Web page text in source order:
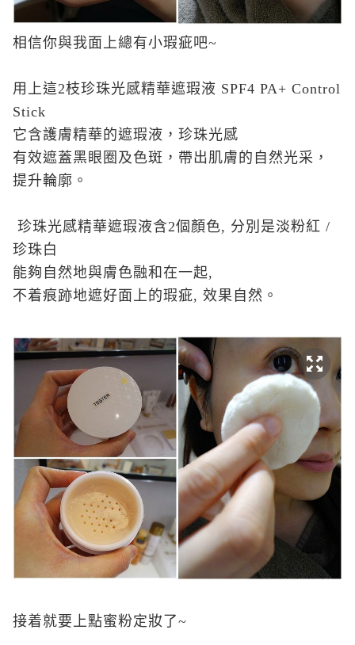
相信你與我面上總有小瑕疵吧~
用上這2枝珍珠光感精華遮瑕液 SPF4 PA+ Control
Stick
它含護膚精華的遮瑕液，珍珠光感
有效遮蓋黑眼圈及色斑，帶出肌膚的自然光采，
提升輪廓。
珍珠光感精華遮瑕液含2個顏色, 分別是淡粉紅 /
珍珠白
能夠自然地與膚色融和在一起,
不着痕跡地遮好面上的瑕疵, 效果自然。
接着就要上點蜜粉定妝了~